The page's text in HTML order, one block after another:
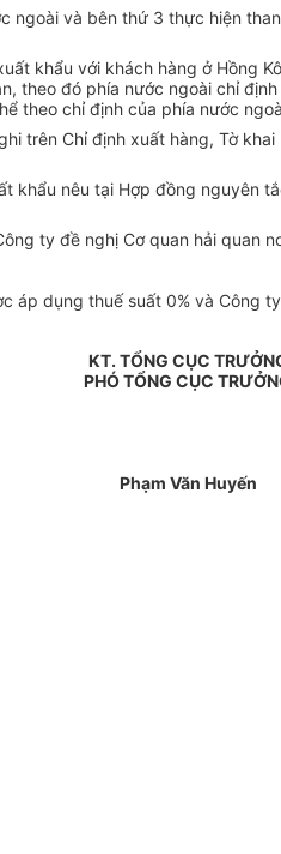
và bên thứ 3 thực hiện
khẩu với khách hàng ở Hồng
đó phía nước ngoài chỉ
chỉ định của phía nước
trên Chỉ định xuất hàng, Tờ
nêu tại Hợp đồng nguyên
ty đề nghị Cơ quan hải quan
dụng thuế suất 0% và Công
KT. TỔNG CỤC
PHÓ TỔNG CỤC
Phạm Văn Huyến